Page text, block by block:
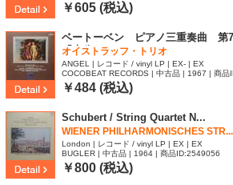
￥605 (税込)
ベートーベン ピアノ三重奏曲 第
「大公」
オイストラッフ・トリオ
ANGEL | レコード / vinyl LP | EX- | EX
COCOBEAT RECORDS | 中古品 | 1967 | 商品
07
￥484 (税込)
Schubert / String Quartet N...
WIENER PHILHARMONISCHES STR...
London | レコード / vinyl LP | EX | EX
BUGLER | 中古品 | 1964 | 商品ID:2549056
￥800 (税込)